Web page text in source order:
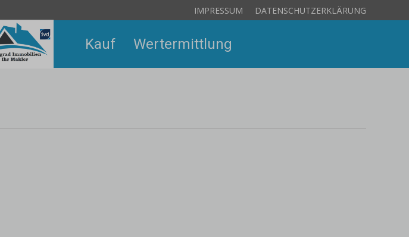
IMPRESSUM DATENSCHUTZERKLÄRUNG
Kauf Wertermittlung